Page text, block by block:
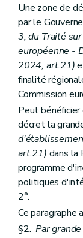
Une zone de
par le
3, du Traité
européenne -
2024, art.21)
finalité
Commission
Peut
décret la
art.21) dans la
programme
politiques
2°.
Ce
§2.Par